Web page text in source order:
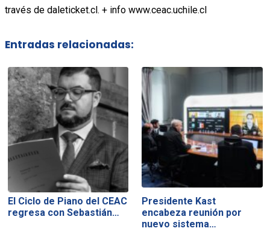
través de daleticket.cl. + info www.ceac.uchile.cl
Entradas relacionadas:
El Ciclo de Piano del CEAC
regresa con Sebastián…
Presidente Kast
encabeza reunión por
nuevo sistema…